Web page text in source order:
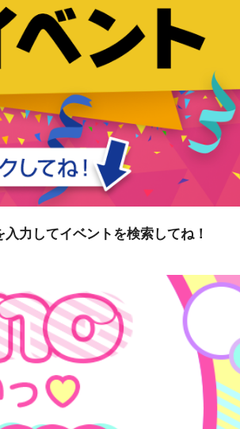
入力してイベントを検索してね！